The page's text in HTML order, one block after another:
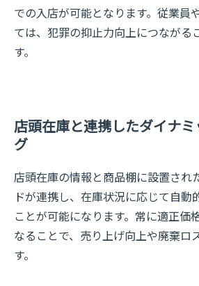
での入店が可能となります。従業員
ては、犯罪の抑止力向上につながる
す。
店頭在庫と連携したダイナ
グ
店頭在庫の情報と商品棚に設置され
ドが連携し、在庫状況に応じて自動
ことが可能になります。常に適正価
なることで、売り上げ向上や廃棄ロ
す。